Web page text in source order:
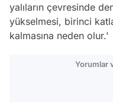
yalıların çevresinde
yükselmesi, birinci
kalmasına neden olur.'
Yorumlar